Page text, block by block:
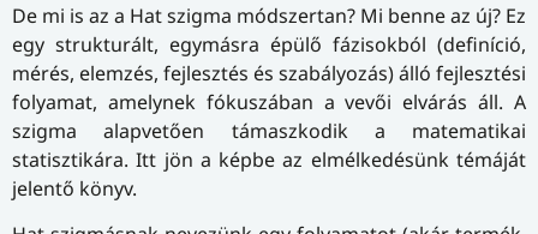
De mi is az a Hat szigma módszertan? Mi benne az új? Ez
egy strukturált, egymásra épülő fázisokból (definíció,
mérés, elemzés, fejlesztés és szabályozás) álló fejlesztési
folyamat, amelynek fókuszában a vevői elvárás áll. A
szigma alapvetően támaszkodik a matematikai
statisztikára. Itt jön a képbe az elmélkedésünk témáját
jelentő könyv.